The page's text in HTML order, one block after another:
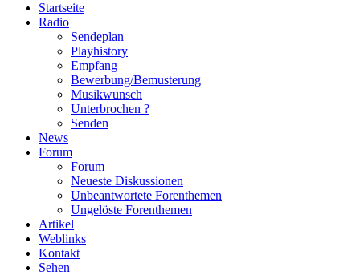
Startseite
Radio
Sendeplan
Playhistory
Empfang
Bewerbung/Bemusterung
Musikwunsch
Unterbrochen ?
Senden
News
Forum
Forum
Neueste Diskussionen
Unbeantwortete Forenthemen
Ungelöste Forenthemen
Artikel
Weblinks
Kontakt
Sehen